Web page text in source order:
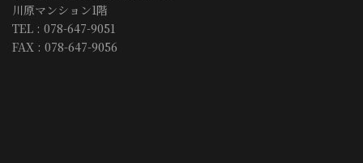
川原マンション1階
TEL : 078-647-9051
FAX : 078-647-9056